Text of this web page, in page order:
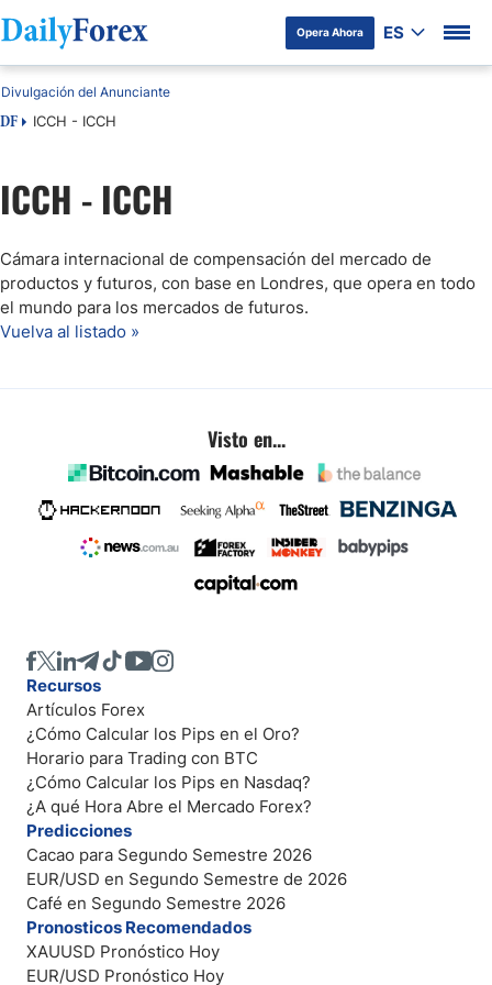
Opera Ahora ES
DF ICCH - ICCH
Divulgación del Anunciante
ICCH - ICCH
Cámara internacional de compensación del mercado de
productos y futuros, con base en Londres, que opera en todo
el mundo para los mercados de futuros.
Vuelva al listado »
Visto en...
Recursos
Artículos Forex
¿Cómo Calcular los Pips en el Oro?
Horario para Trading con BTC
¿Cómo Calcular los Pips en Nasdaq?
¿A qué Hora Abre el Mercado Forex?
Predicciones
Cacao para Segundo Semestre 2026
EUR/USD en Segundo Semestre de 2026
Café en Segundo Semestre 2026
Pronosticos Recomendados
XAUUSD Pronóstico Hoy
EUR/USD Pronóstico Hoy